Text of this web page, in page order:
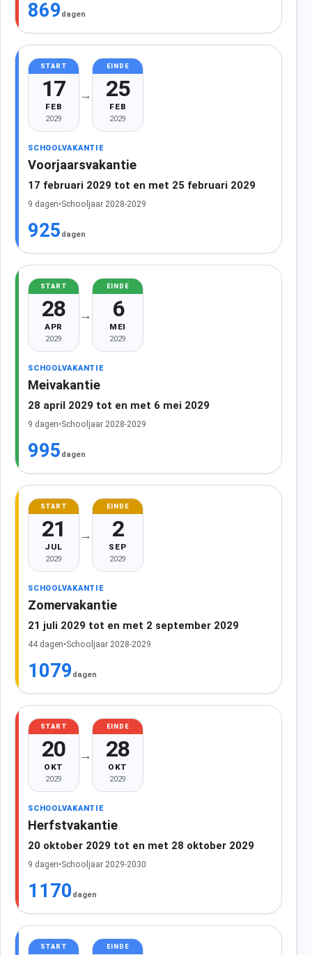
869 dagen
START
17
FEB
2029
→
EINDE
25
FEB
2029
SCHOOLVAKANTIE
Voorjaarsvakantie
17 februari 2029 tot en met 25 februari 2029
9 dagen•Schooljaar 2028-2029
925 dagen
START
28
APR
2029
→
EINDE
6
MEI
2029
SCHOOLVAKANTIE
Meivakantie
28 april 2029 tot en met 6 mei 2029
9 dagen•Schooljaar 2028-2029
995 dagen
START
21
JUL
2029
→
EINDE
2
SEP
2029
SCHOOLVAKANTIE
Zomervakantie
21 juli 2029 tot en met 2 september 2029
44 dagen•Schooljaar 2028-2029
1079 dagen
START
20
OKT
2029
→
EINDE
28
OKT
2029
SCHOOLVAKANTIE
Herfstvakantie
20 oktober 2029 tot en met 28 oktober 2029
9 dagen•Schooljaar 2029-2030
1170 dagen
START EINDE